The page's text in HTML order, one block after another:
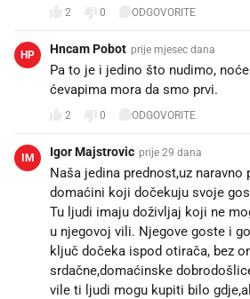
2 0 ODGOVORITE
HP Hncam Pobot prije mjesec dana
Pa to je i jedino što nudimo,
ćevapima mora da smo prvi.
2 0 ODGOVORITE
IM Igor Majstrovic prije 29 dana
Naša jedina prednost,uz naravno
domaćini koji dočekuju svoje
Tu ljudi imaju doživljaj koji ne
u njegovoj vili. Njegove goste i
ključ dočeka ispod otirača, bez
srdačne,domaćinske
vile ti ljudi mogu kupiti bilo